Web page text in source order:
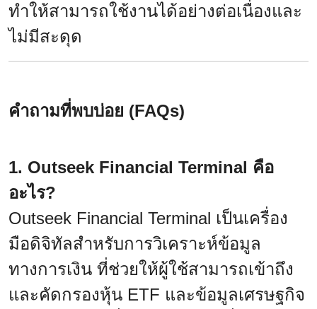
ทำให้สามารถใช้งานได้อย่างต่อเนื่องและ
ไม่มีสะดุด
คำถามที่พบบ่อย (FAQs)
1. Outseek Financial Terminal คือ
อะไร?
Outseek Financial Terminal เป็นเครื่อง
มือดิจิทัลสำหรับการวิเคราะห์ข้อมูล
ทางการเงิน ที่ช่วยให้ผู้ใช้สามารถเข้าถึง
และคัดกรองหุ้น ETF และข้อมูลเศรษฐกิจ